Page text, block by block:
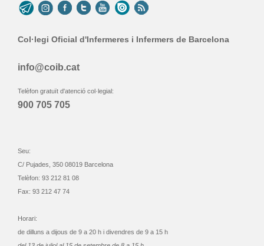
Col·legi Oficial d'Infermeres i Infermers de Barcelona
info@coib.cat
Telèfon gratuït d'atenció col·legial:
900 705 705
Seu:
C/ Pujades, 350 08019 Barcelona
Telèfon: 93 212 81 08
Fax: 93 212 47 74
Horari:
de dilluns a dijous de 9 a 20 h i divendres de 9 a 15 h